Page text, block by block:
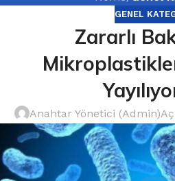
GENEL
Zararlı
Anahtar Yönetici (Admin)